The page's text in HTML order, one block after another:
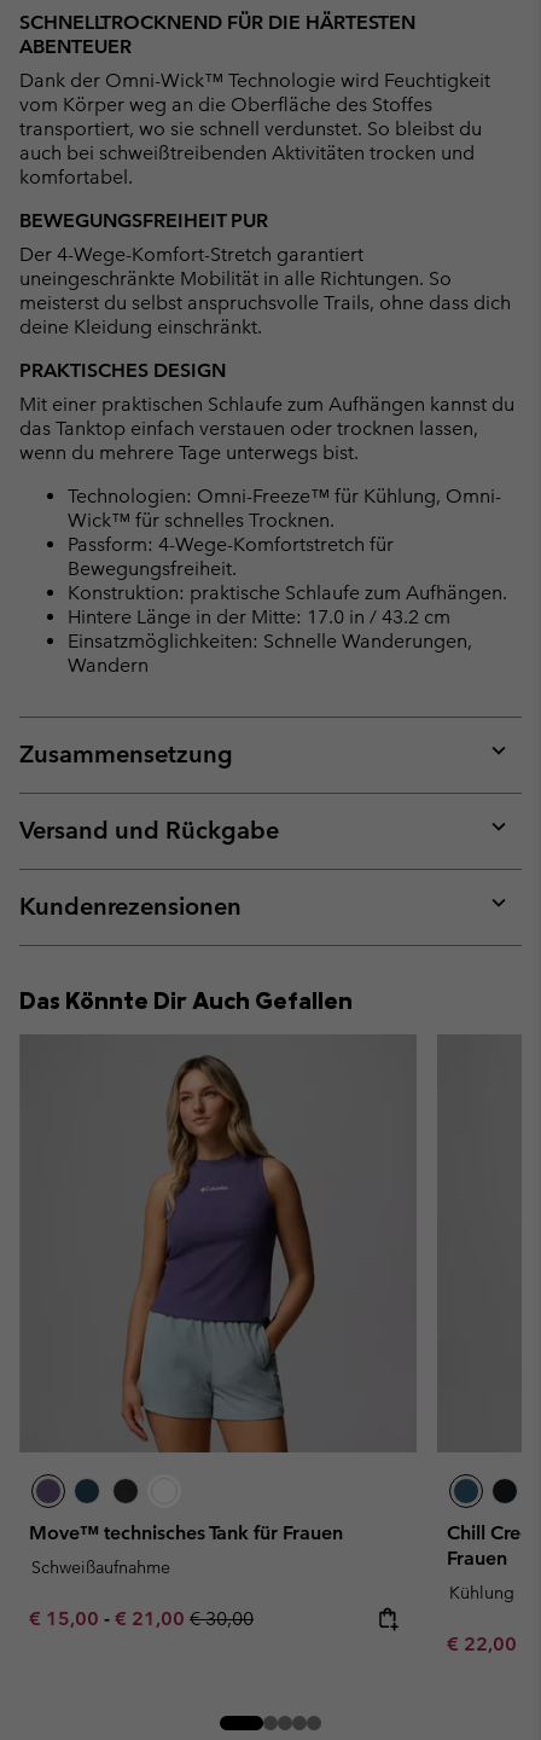
SCHNELLTROCKNEND FÜR DIE HÄRTESTEN
ABENTEUER
Dank der Omni-Wick™ Technologie wird Feuchtigkeit
vom Körper weg an die Oberfläche des Stoffes
transportiert, wo sie schnell verdunstet. So bleibst du
auch bei schweißtreibenden Aktivitäten trocken und
komfortabel.
BEWEGUNGSFREIHEIT PUR
Der 4-Wege-Komfort-Stretch garantiert
uneingeschränkte Mobilität in alle Richtungen. So
meisterst du selbst anspruchsvolle Trails, ohne dass dich
deine Kleidung einschränkt.
PRAKTISCHES DESIGN
Mit einer praktischen Schlaufe zum Aufhängen kannst du
das Tanktop einfach verstauen oder trocknen lassen,
wenn du mehrere Tage unterwegs bist.
Technologien: Omni-Freeze™ für Kühlung, Omni-
Wick™ für schnelles Trocknen.
Passform: 4-Wege-Komfortstretch für
Bewegungsfreiheit.
Konstruktion: praktische Schlaufe zum Aufhängen.
Hintere Länge in der Mitte: 17.0 in / 43.2 cm
Einsatzmöglichkeiten: Schnelle Wanderungen,
Wandern
Zusammensetzung
or
Versand und Rückgabe
or
Kundenrezensionen
or
Das Könnte Dir Auch Gefallen
Move™ technisches Tank für Frauen
Schweißaufnahme
Minimum sale price:
€ 15,00 - Maximum sale price:
€ 21,00 Regular price:
€ 30,00
Chill
Frauen
Kühlung
Minimum
€ 22,00